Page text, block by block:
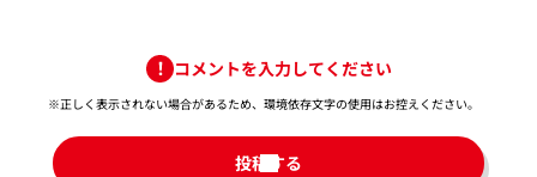
コメントを入力してください
※正しく表示されない場合があるため、環境依存文字の使用はお控えください。​
投稿する